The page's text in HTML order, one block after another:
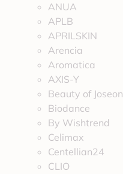
ANUA
APLB
APRILSKIN
Arencia
Aromatica
AXIS-Y
Beauty of Joseon
Biodance
By Wishtrend
Celimax
Centellian24
CLIO